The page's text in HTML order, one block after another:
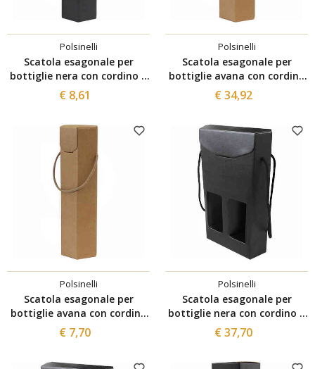
Polsinelli
Scatola esagonale per
bottiglie nera con cordino 1
posto (10 pezzi)
€ 8,61
Polsinelli
Scatola esagonale per
bottiglie avana con cordino
1 posto (50 pezzi)
€ 34,92
Polsinelli
Scatola esagonale per
bottiglie avana con cordino
1 posto (10 pezzi)
€ 7,70
Polsinelli
Scatola esagonale per
bottiglie nera con cordino 2
posti (30 pezzi)
€ 37,70